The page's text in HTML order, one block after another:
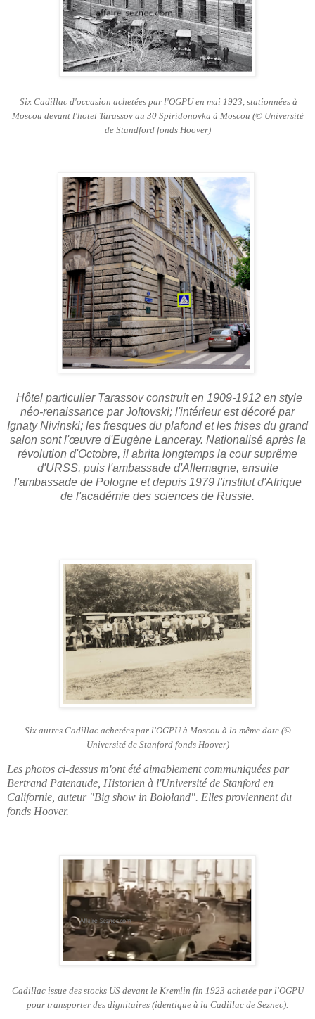
Six Cadillac d'occasion achetées par l'OGPU en mai 1923, stationnées à
Moscou devant l'hotel Tarassov au 30 Spiridonovka à Moscou (© Université
de Standford fonds Hoover)
Hôtel particulier Tarassov construit en 1909-1912 en style
néo-renaissance par Joltovski; l'intérieur est décoré par
Ignaty Nivinski; les fresques du plafond et les frises du grand
salon sont l'œuvre d'Eugène Lanceray. Nationalisé après la
révolution d'Octobre, il abrita longtemps la cour suprême
d'URSS, puis l'ambassade d'Allemagne, ensuite
l'ambassade de Pologne et depuis 1979 l'institut d'Afrique
de l'académie des sciences de Russie.
Six autres Cadillac achetées par l'OGPU à Moscou à la même date (©
Université de Stanford fonds Hoover)
Les photos ci-dessus m'ont été aimablement communiquées par
Bertrand Patenaude, Historien à l'Université de Stanford en
Californie, auteur "Big show in Bololand". Elles proviennent du
fonds Hoover.
Cadillac issue des stocks US devant le Kremlin fin 1923 achetée par l'OGPU
pour transporter des dignitaires (identique à la Cadillac de Seznec).